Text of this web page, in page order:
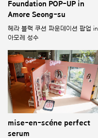
Foundation POP-UP in
Amore Seong-su
헤라 블랙 쿠션 파운데이션 팝업 in
아모레 성수
mise-en-scéne perfect
serum